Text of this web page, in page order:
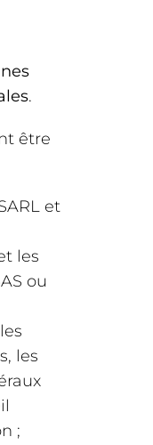
.
être
et
les
ou
les
;